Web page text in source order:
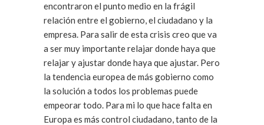
encontraron el punto medio en la frágil
relación entre el gobierno, el ciudadano y la
empresa. Para salir de esta crisis creo que va
a ser muy importante relajar donde haya que
relajar y ajustar donde haya que ajustar. Pero
la tendencia europea de más gobierno como
la solución a todos los problemas puede
empeorar todo. Para mi lo que hace falta en
Europa es más control ciudadano, tanto de la